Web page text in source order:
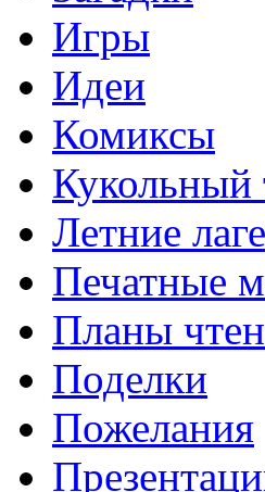
Игры
Идеи
Комиксы
Кукольный
Летние
Печатные
Планы
Поделки
Пожелания